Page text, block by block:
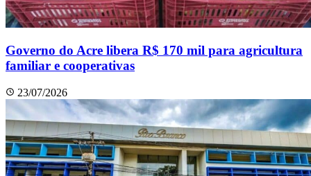
Governo do Acre libera R$ 170 mil para agricultura
familiar e cooperativas
23/07/2026